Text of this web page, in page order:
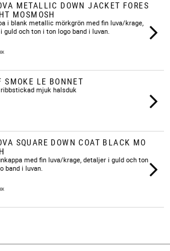
METALLIC DOWN JACKET FORES
MOSMOSH
i blank metallic mörkgrön med fin luva/krage,
guld och ton i ton logo band i luvan.
SMOKE LE BONNET
mjuk halsduk
SQUARE DOWN COAT BLACK MO
med fin luva/krage, detaljer i guld och ton
band i luvan.